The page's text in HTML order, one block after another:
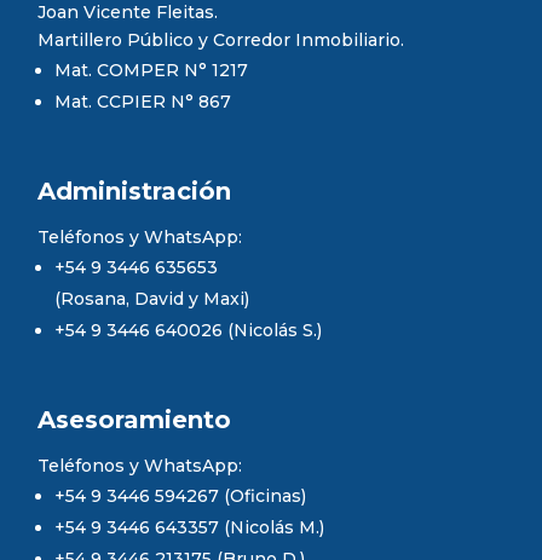
Joan Vicente Fleitas.
Martillero Público y Corredor Inmobiliario.
Mat. COMPER N° 1217
Mat. CCPIER N° 867
Administración
Teléfonos y WhatsApp:
+54 9 3446 635653
(Rosana, David y Maxi)
+54 9 3446 640026 (Nicolás S.)
Asesoramiento
Teléfonos y WhatsApp:
+54 9 3446 594267 (Oficinas)
+54 9 3446 643357 (Nicolás M.)